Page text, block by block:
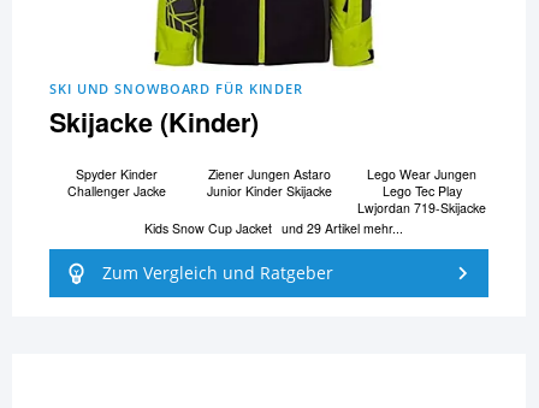
SKI UND SNOWBOARD FÜR KINDER
Skijacke (Kinder)
Spyder Kinder
Challenger Jacke
Ziener Jungen Astaro
Junior Kinder Skijacke
Lego Wear Jungen
Lego Tec Play
Lwjordan 719-Skijacke
Kids Snow Cup Jacket und 29 Artikel mehr...
Zum Vergleich und Ratgeber